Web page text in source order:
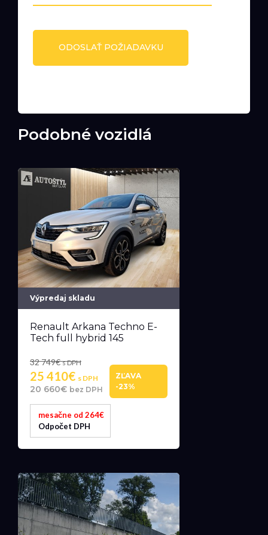
Podobné vozidlá
Výpredaj skladu
Renault Arkana Techno E-
Tech full hybrid 145
32 749€s DPH
25 410€ s DPH
20 660€ bez DPH
ZĽAVA
-23%
mesačne od 264€
Odpočet DPH